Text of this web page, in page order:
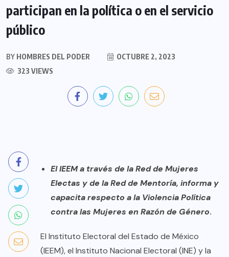
participan en la política o en el servicio
público
BY HOMBRES DEL PODER
OCTUBRE 2, 2023
323 VIEWS
El IEEM a través de la Red de Mujeres
Electas y de la Red de Mentoría, informa y
capacita respecto a la Violencia Política
contra las Mujeres en Razón de Género.
El Instituto Electoral del Estado de México
(IEEM), el Instituto Nacional Electoral (INE) y la